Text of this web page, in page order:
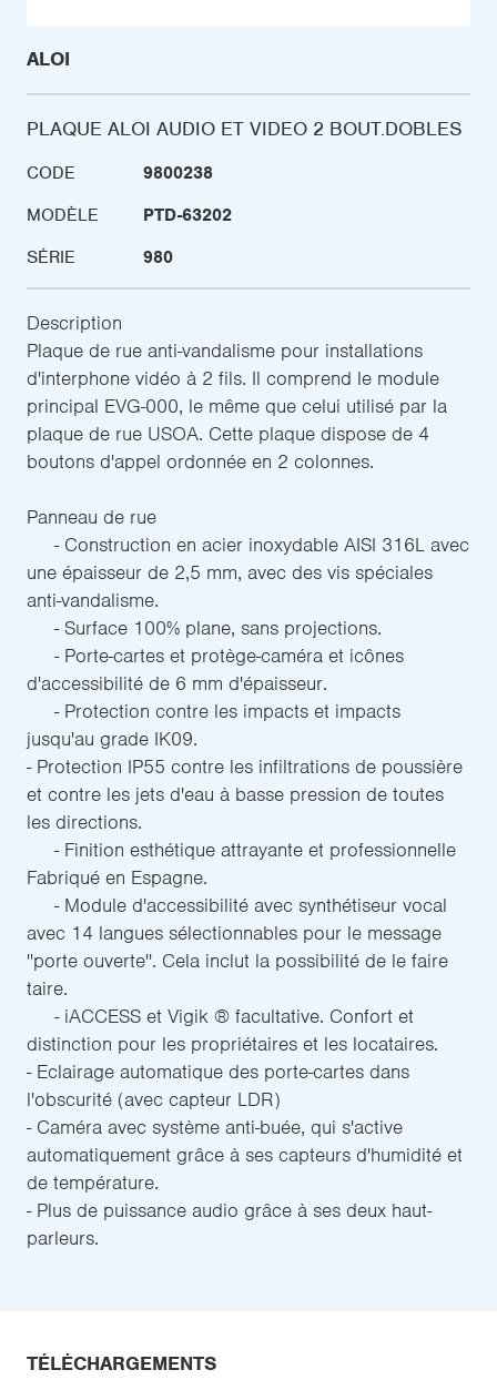
ALOI
PLAQUE ALOI AUDIO ET VIDEO 2 BOUT.DOBLES
CODE
9800238
MODÈLE
PTD-63202
SÉRIE
980
Description
Plaque de rue anti-vandalisme pour installations
d'interphone vidéo à 2 fils. Il comprend le module
principal EVG-000, le même que celui utilisé par la
plaque de rue USOA. Cette plaque dispose de 4
boutons d'appel ordonnée en 2 colonnes.
Panneau de rue
- Construction en acier inoxydable AISI 316L avec
une épaisseur de 2,5 mm, avec des vis spéciales
anti-vandalisme.
- Surface 100% plane, sans projections.
- Porte-cartes et protège-caméra et icônes
d'accessibilité de 6 mm d'épaisseur.
- Protection contre les impacts et impacts
jusqu'au grade IK09.
- Protection IP55 contre les infiltrations de poussière
et contre les jets d'eau à basse pression de toutes
les directions.
- Finition esthétique attrayante et professionnelle
Fabriqué en Espagne.
- Module d'accessibilité avec synthétiseur vocal
avec 14 langues sélectionnables pour le message
''porte ouverte''. Cela inclut la possibilité de le faire
taire.
- iACCESS et Vigik ® facultative. Confort et
distinction pour les propriétaires et les locataires.
- Eclairage automatique des porte-cartes dans
l'obscurité (avec capteur LDR)
- Caméra avec système anti-buée, qui s'active
automatiquement grâce à ses capteurs d'humidité et
de température.
- Plus de puissance audio grâce à ses deux haut-
parleurs.
TÉLÉCHARGEMENTS